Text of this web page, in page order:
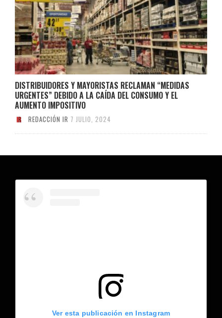
DISTRIBUIDORES Y MAYORISTAS RECLAMAN “MEDIDAS
URGENTES” DEBIDO A LA CAÍDA DEL CONSUMO Y EL
AUMENTO IMPOSITIVO
REDACCIÓN IR 7 JULIO, 2024
Ver esta publicación en Instagram